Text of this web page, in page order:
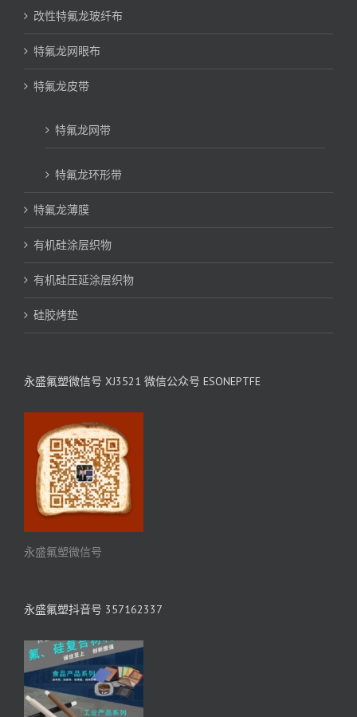
改性特氟龙玻纤布
特氟龙网眼布
特氟龙皮带
特氟龙网带
特氟龙环形带
特氟龙薄膜
有机硅涂层织物
有机硅压延涂层织物
硅胶烤垫
永盛氟塑微信号 XJ3521 微信公众号 ESONEPTFE
永盛氟塑微信号
永盛氟塑抖音号 357162337